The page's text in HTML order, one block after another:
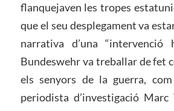
flanquejaven les tropes
que el seu desplegament va
narrativa d’una “intervenció
Bundeswehr va treballar de fet
els senyors de la guerra,
periodista d’investigació